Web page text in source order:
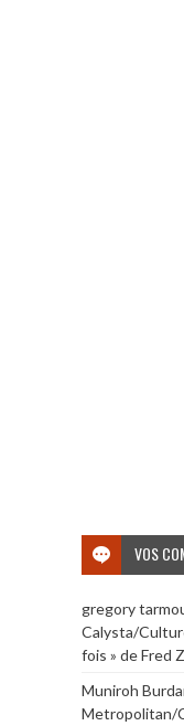
VOS
gregory
Calysta/
fois » de Fred
Muniroh
Metropolitan/